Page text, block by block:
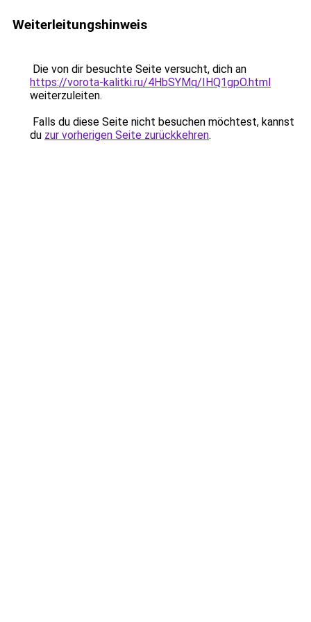
Weiterleitungshinweis
Die von dir besuchte Seite versucht, dich an
https://vorota-kalitki.ru/4HbSYMq/IHQ1gpO.html
weiterzuleiten.
Falls du diese Seite nicht besuchen möchtest, kannst
du zur vorherigen Seite zurückkehren.